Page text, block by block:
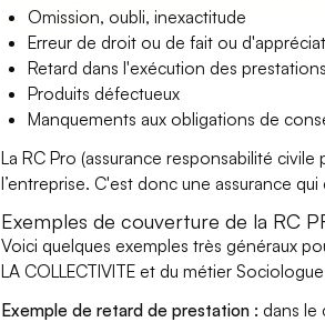
Omission, oubli, inexactitude
Erreur de droit ou de fait ou
Retard dans l'exécution des prestations
Produits défectueux
Manquements aux obligations de
La RC Pro (assurance responsabilité
l’entreprise. C'est donc une assurance
Exemples de couverture de la RC
Voici quelques exemples très généraux
LA COLLECTIVITE et du métier
Exemple de retard de prestation : dans le